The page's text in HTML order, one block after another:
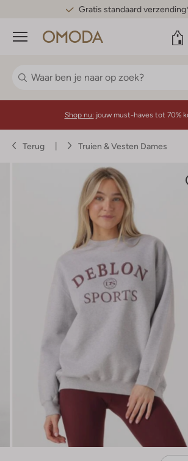
Gratis standaard
Menu
Shop nu: jouw must-haves tot 70%
Terug Truien & Vesten Dames